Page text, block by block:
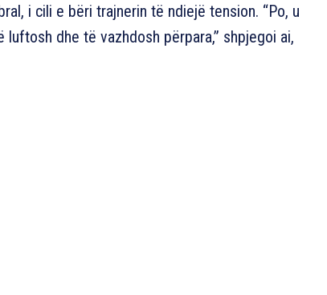
i cili e bëri trajnerin të ndiejë tension. “Po, u
dhe të vazhdosh përpara,” shpjegoi ai,